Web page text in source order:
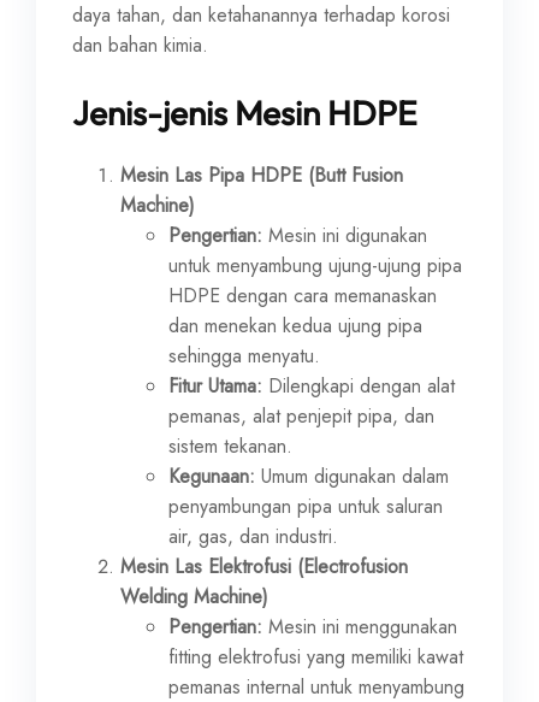
daya tahan, dan ketahanannya terhadap korosi
dan bahan kimia.
Jenis-jenis Mesin HDPE
Mesin Las Pipa HDPE (Butt Fusion
Machine)
Pengertian: Mesin ini digunakan
untuk menyambung ujung-ujung pipa
HDPE dengan cara memanaskan
dan menekan kedua ujung pipa
sehingga menyatu.
Fitur Utama: Dilengkapi dengan alat
pemanas, alat penjepit pipa, dan
sistem tekanan.
Kegunaan: Umum digunakan dalam
penyambungan pipa untuk saluran
air, gas, dan industri.
Mesin Las Elektrofusi (Electrofusion
Welding Machine)
Pengertian: Mesin ini menggunakan
fitting elektrofusi yang memiliki kawat
pemanas internal untuk menyambung